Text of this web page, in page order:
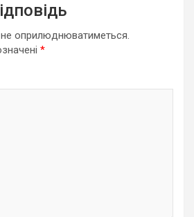
оприлюднюватиметься.
*